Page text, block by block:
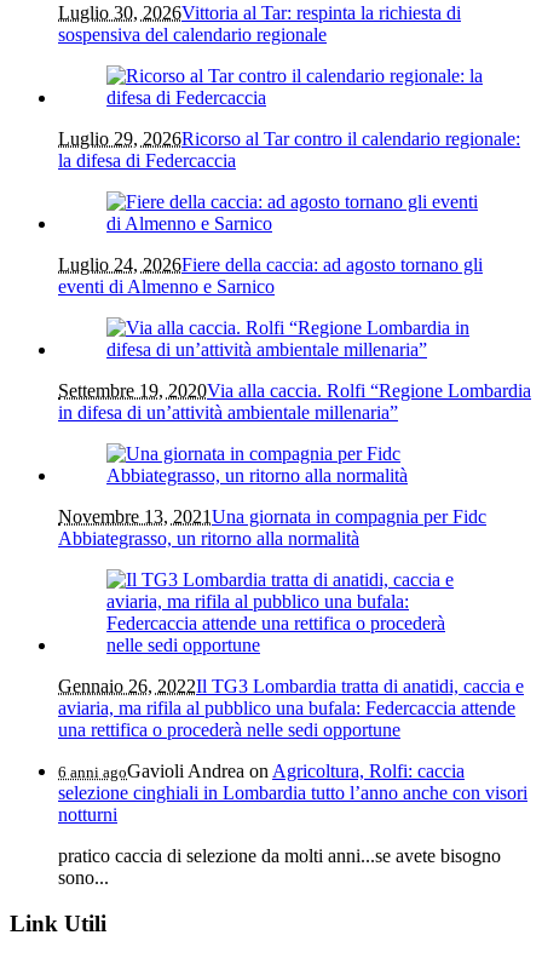
Luglio 30, 2026Vittoria al Tar: respinta la richiesta di
sospensiva del calendario regionale
Luglio 29, 2026Ricorso al Tar contro il calendario regionale:
la difesa di Federcaccia
Luglio 24, 2026Fiere della caccia: ad agosto tornano gli
eventi di Almenno e Sarnico
Settembre 19, 2020Via alla caccia. Rolfi “Regione Lombardia
in difesa di un’attività ambientale millenaria”
Novembre 13, 2021Una giornata in compagnia per Fidc
Abbiategrasso, un ritorno alla normalità
Gennaio 26, 2022Il TG3 Lombardia tratta di anatidi, caccia e
aviaria, ma rifila al pubblico una bufala: Federcaccia attende
una rettifica o procederà nelle sedi opportune
6 anni agoGavioli Andrea on Agricoltura, Rolfi: caccia
selezione cinghiali in Lombardia tutto l’anno anche con visori
notturni
pratico caccia di selezione da molti anni...se avete bisogno
sono...
Link Utili